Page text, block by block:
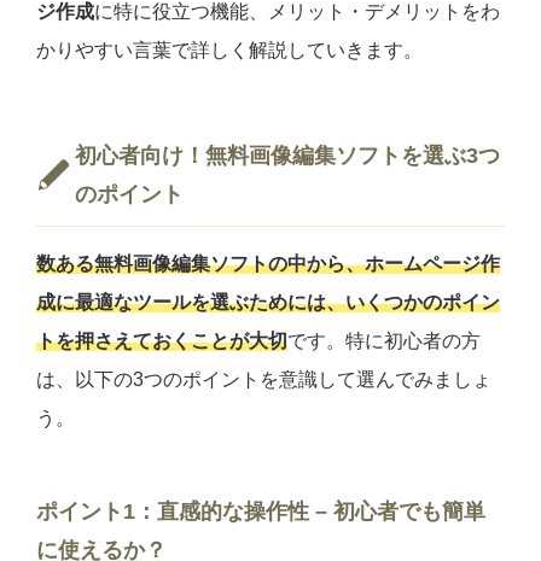
ジ作成に特に役立つ機能、メリット・デメリットをわ
かりやすい言葉で詳しく解説していきます。
初心者向け！無料画像編集ソフトを選ぶ3つ
のポイント
数ある無料画像編集ソフトの中から、ホームページ作
成に最適なツールを選ぶためには、いくつかのポイン
トを押さえておくことが大切です。特に初心者の方
は、以下の3つのポイントを意識して選んでみましょ
う。
ポイント1：直感的な操作性 – 初心者でも簡単
に使えるか？